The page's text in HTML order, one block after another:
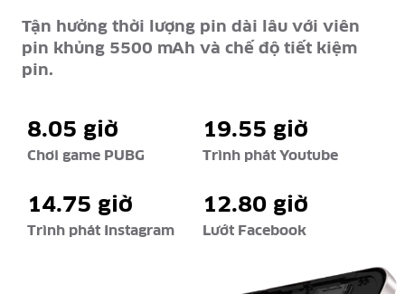
Tận hưởng thời lượng pin dài lâu với viên
pin khủng 5500 mAh và chế độ tiết kiệm
pin.
8.05 giờ
Chơi game PUBG
19.55 giờ
Trình phát Youtube
14.75 giờ
Trình phát Instagram
12.80 giờ
Lướt Facebook